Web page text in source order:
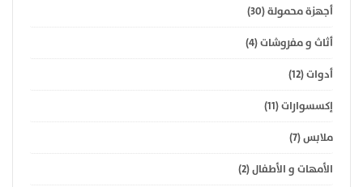
أجهزة محمولة (30)
أثاث و مفروشات (4)
أدوات (12)
إكسسوارات (11)
ملابس (7)
الأمهات و الأطفال (2)